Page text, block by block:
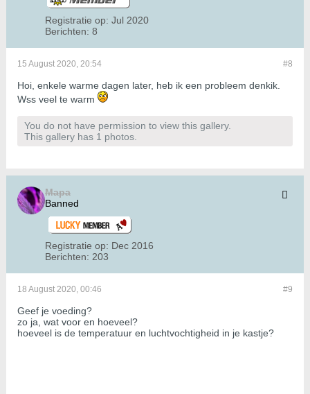
Registratie op: Jul 2020
Berichten: 8
#8
15 August 2020, 20:54
Hoi, enkele warme dagen later, heb ik een probleem denkik.
Wss veel te warm
You do not have permission to view this gallery.
This gallery has 1 photos.
Mapa
Banned
Registratie op: Dec 2016
Berichten: 203
#9
18 August 2020, 00:46
Geef je voeding?
zo ja, wat voor en hoeveel?
hoeveel is de temperatuur en luchtvochtigheid in je kastje?